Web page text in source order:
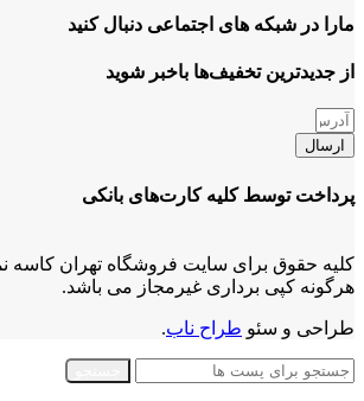
مارا در شبکه های اجتماعی دنبال کنید
از جدیدترین تخفیف‌ها باخبر شوید
ارسال
پرداخت توسط کلیه کارت‌های بانکی
کلیه حقوق برای سایت فروشگاه تهران کاسه
هرگونه کپی برداری غیرمجاز می باشد.
طراحی و سئو طراح ناب.